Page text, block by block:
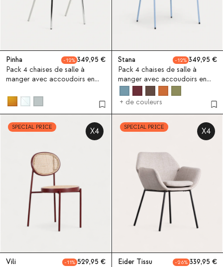
Pinha 12
349,95
Pack 4 chaises de salle à
manger avec accoudoirs en
Stana 12
349,95
Pack 4 chaises de salle à
manger avec accoudoirs en
tissu et métal Stana
+ de couleurs
SPECIAL PRICE X4
Vili 11
529,95
SPECIAL PRICE X4
Eider Tissu 26
339,95